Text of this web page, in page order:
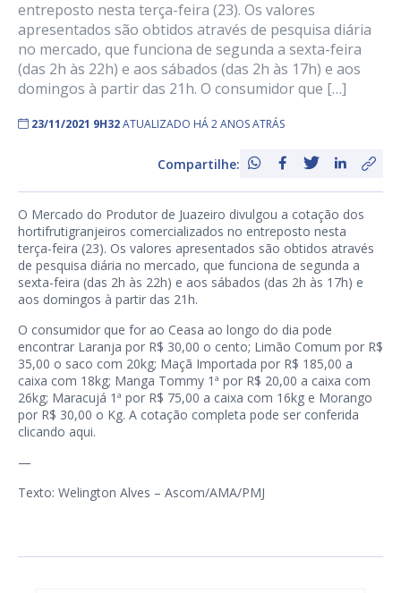
entreposto nesta terça-feira (23). Os valores
apresentados são obtidos através de pesquisa diária
no mercado, que funciona de segunda a sexta-feira
(das 2h às 22h) e aos sábados (das 2h às 17h) e aos
domingos à partir das 21h. O consumidor que […]
23/11/2021 9H32ATUALIZADO HÁ 2 ANOS ATRÁS
Compartilhe:
O Mercado do Produtor de Juazeiro divulgou a cotação dos
hortifrutigranjeiros comercializados no entreposto nesta
terça-feira (23). Os valores apresentados são obtidos através
de pesquisa diária no mercado, que funciona de segunda a
sexta-feira (das 2h às 22h) e aos sábados (das 2h às 17h) e
aos domingos à partir das 21h.
O consumidor que for ao Ceasa ao longo do dia pode
encontrar Laranja por R$ 30,00 o cento; Limão Comum por R$
35,00 o saco com 20kg; Maçã Importada por R$ 185,00 a
caixa com 18kg; Manga Tommy 1ª por R$ 20,00 a caixa com
26kg; Maracujá 1ª por R$ 75,00 a caixa com 16kg e Morango
por R$ 30,00 o Kg. A cotação completa pode ser conferida
clicando aqui.
—
Texto: Welington Alves – Ascom/AMA/PMJ